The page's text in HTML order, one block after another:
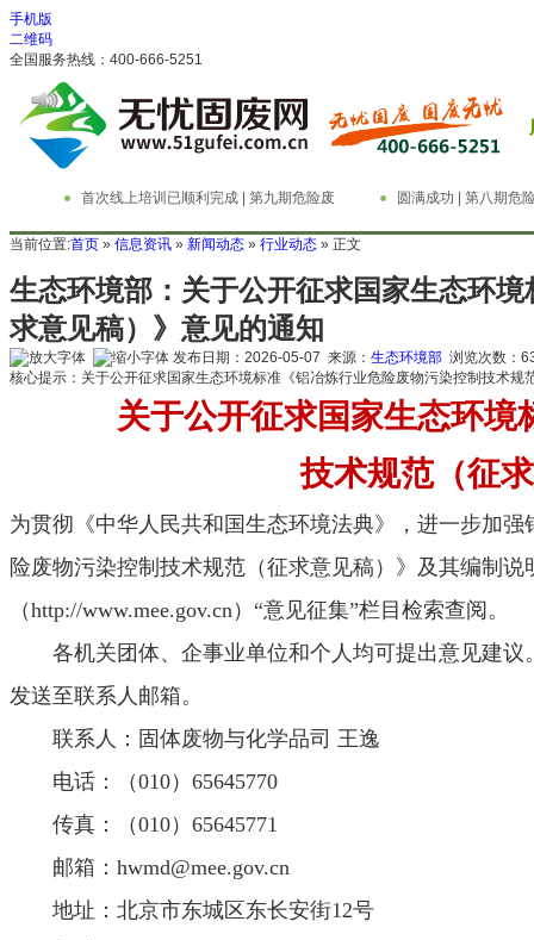
手机版
二维码
全国服务热线：400-666-5251
首次线上培训已顺利完成 | 第九期危险废
物管理与技术实务精英特训营
圆满成功 | 第八期危
务精英特训营
当前位置:首页 » 信息资讯 » 新闻动态 » 行业动态 » 正文
生态环境部：关于公开征求国家生态环
求意见稿）》意见的通知
发布日期：2026-05-07 来源： 生态环境部 浏览次数：
核心提示：关于公开征求国家生态环境标准《铝冶炼行业危险废物污染控制技术
关于公开征求国家生态环
技术规范（征
为贯彻《中华人民共和国生态环境法典》，进一步加
险废物污染控制技术规范（征求意见稿）》及其编制
（http://www.mee.gov.cn）“意见征集”栏目检索查阅。
各机关团体、企事业单位和个人均可提出意见建议
发送至联系人邮箱。
联系人：固体废物与化学品司 王逸
电话：（010）65645770
传真：（010）65645771
邮箱：hwmd@mee.gov.cn
地址：北京市东城区东长安街12号